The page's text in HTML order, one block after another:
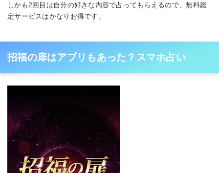
しかも2回目は自分の好きな内容で占ってもらえるので、無料鑑
定サービスはかなりお得です。
招福の扉はアプリもあった？スマホ占い